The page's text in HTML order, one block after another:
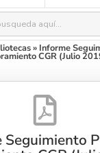
» Informe
CGR (Julio
Seguimiento